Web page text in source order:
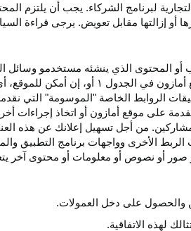
لبرنامج الشركاء. يجب أن يلتزم
إزالتها مقابل تعويض. يرجى قراءة
الذي ينشئه مستخدمو وسائل
في الجدول ۱ أو، إن أمكن للموقع،
الخاصة "الموسومة" التي نقدمها
على موقع أمازون أو اتخاذ إجراءات
من أجل تسهيل إعلانك عن هذه
الأخرى وواجهات برنامج التطبيق
صور أو نصوص أو معلومات أو محتوى آخر
والحصول على دخل العمولات.
لهذه الاتفاقية.